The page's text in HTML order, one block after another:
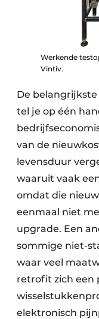
Werkende
Vintiv.
De
tel je op één
van de
levensduur
waaruit vaak
omdat die
eenmaal niet
upgrade. Een
sommige niet-
waar veel
retrofit zich een
elektronisch